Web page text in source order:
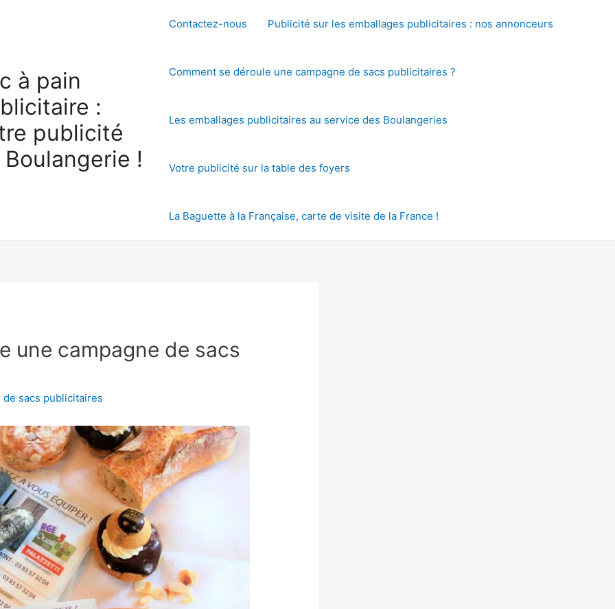
à pain
:
publicité
Boulangerie !
Contactez-nous Publicité sur les emballages publicitaires : nos annonceurs
Comment se déroule une campagne de sacs publicitaires ?
Les emballages publicitaires au service des Boulangeries
Votre publicité sur la table des foyers
La Baguette à la Française, carte de visite de la France !
une campagne de sacs
de sacs publicitaires